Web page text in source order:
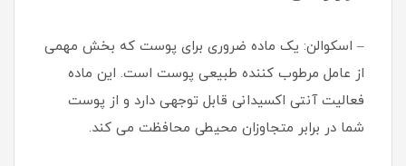
– اسکوالن: یک ماده ضروری برای پوست که بخش مهمی
از عامل مرطوب کننده طبیعی پوست است. این ماده
فعالیت آنتی اکسیدانی قابل توجهی دارد و از پوست
شما در برابر متجاوزان محیطی محافظت می کند.